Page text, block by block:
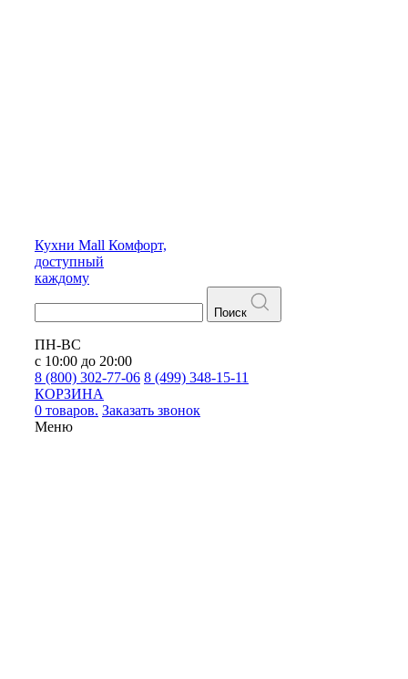
Кухни Mall Комфорт,
доступный
каждому
Поиск
ПН-ВС
с 10:00 до 20:00
8 (800) 302-77-06 8 (499) 348-15-11
КОРЗИНА
0 товаров. Заказать звонок
Меню